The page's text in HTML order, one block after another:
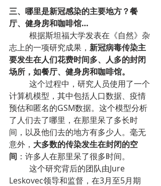
三、哪里是新冠感染的主要地方？餐
厅、健身房和咖啡馆…
根据斯坦福大学发表在《自然》杂
志上的一项研究成果， 新冠病毒传染主
要发生在人们花费时间多、人多的封闭
场所，如餐厅、健身房和咖啡馆。
这个过程中，研究人员使用了一个
计算机模型，其中包括人口数据、疫情
预估和匿名的GSM数据。这个模型分析
了人们去了哪里，在那里呆了多长时
间，以及他们去的地方有多少人。毫无
意外， 大多数的传染发生在封闭的空
间 ：许多人在那里呆了很多时间。
这个研究背后的团队由Jure
Leskovec领导和监督，在3月至5月期